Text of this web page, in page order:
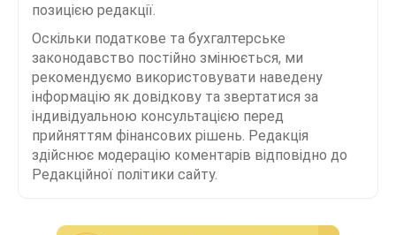
позицією редакції.
Оскільки податкове та бухгалтерське
законодавство постійно змінюється, ми
рекомендуємо використовувати наведену
інформацію як довідкову та звертатися за
індивідуальною консультацією перед
прийняттям фінансових рішень. Редакція
здійснює модерацію коментарів відповідно до
Редакційної політики сайту.